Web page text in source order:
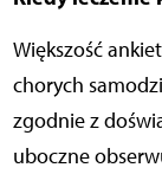
Większość
chorych
zgodnie z
uboczne